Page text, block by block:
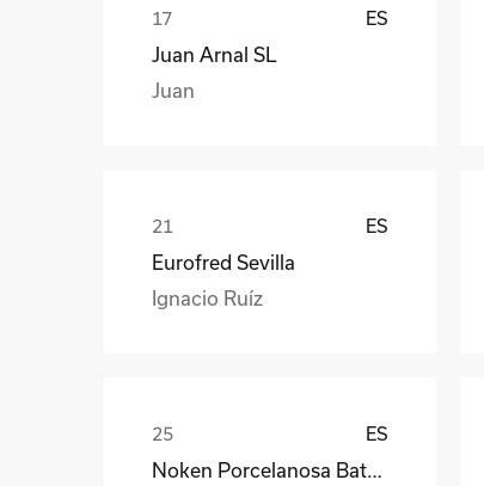
ES
Juan Arnal SL
Juan
ES
Eurofred Sevilla
Ignacio Ruíz
ES